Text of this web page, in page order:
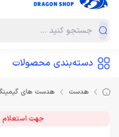
دسته‌بندی محصولات
هدست هدست های
جهت استعلام